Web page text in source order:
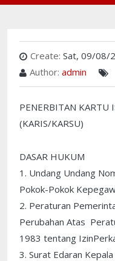
Create: Sat, 09/08/
Author: admin
PENERBITAN KARTU
(KARIS/KARSU)
DASAR HUKUM
1. Undang Undang
Pokok-Pokok
2. Peraturan
Perubahan Atas
1983 tentang
3. Surat Edaran